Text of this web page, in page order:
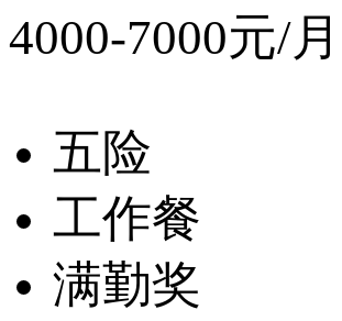
4000-7000元/月
五险
工作餐
满勤奖